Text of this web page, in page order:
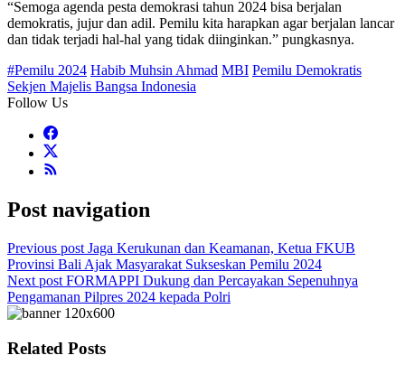
“Semoga agenda pesta demokrasi tahun 2024 bisa berjalan
demokratis, jujur dan adil. Pemilu kita harapkan agar berjalan lancar
dan tidak terjadi hal-hal yang tidak diinginkan.” pungkasnya.
#Pemilu 2024 Habib Muhsin Ahmad MBI Pemilu Demokratis
Sekjen Majelis Bangsa Indonesia
Follow Us
Post navigation
Previous post Jaga Kerukunan dan Keamanan, Ketua FKUB
Provinsi Bali Ajak Masyarakat Sukseskan Pemilu 2024
Next post FORMAPPI Dukung dan Percayakan Sepenuhnya
Pengamanan Pilpres 2024 kepada Polri
Related Posts